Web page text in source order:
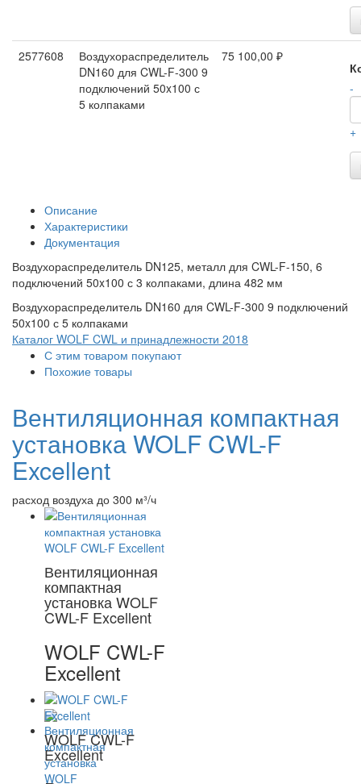
2577608
Воздухораспределитель
DN160 для CWL-F-300 9
подключений 50x100 с
5 колпаками
75 100,00 ₽
-
+
Описание
Характеристики
Документация
Воздухораспределитель DN125, металл для CWL-F-150, 6
подключений 50x100 с 3 колпаками, длина 482 мм
Воздухораспределитель DN160 для CWL-F-300 9 подключений
50x100 с 5 колпаками
Каталог WOLF CWL и принадлежности 2018
С этим товаром покупают
Похожие товары
Вентиляционная компактная
установка WOLF CWL-F
Excellent
расход воздуха до 300 м³/ч
Вентиляционная
компактная
установка WOLF
CWL-F Excellent
WOLF CWL-F
Excellent
WOLF CWL-F
Excellent